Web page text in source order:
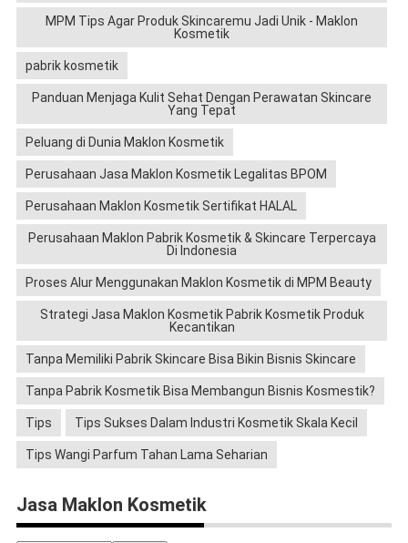
MPM Tips Agar Produk Skincaremu Jadi Unik - Maklon
Kosmetik
pabrik kosmetik
Panduan Menjaga Kulit Sehat Dengan Perawatan Skincare
Yang Tepat
Peluang di Dunia Maklon Kosmetik
Perusahaan Jasa Maklon Kosmetik Legalitas BPOM
Perusahaan Maklon Kosmetik Sertifikat HALAL
Perusahaan Maklon Pabrik Kosmetik & Skincare Terpercaya
Di Indonesia
Proses Alur Menggunakan Maklon Kosmetik di MPM Beauty
Strategi Jasa Maklon Kosmetik Pabrik Kosmetik Produk
Kecantikan
Tanpa Memiliki Pabrik Skincare Bisa Bikin Bisnis Skincare
Tanpa Pabrik Kosmetik Bisa Membangun Bisnis Kosmestik?
Tips Tips Sukses Dalam Industri Kosmetik Skala Kecil
Tips Wangi Parfum Tahan Lama Seharian
Jasa Maklon Kosmetik